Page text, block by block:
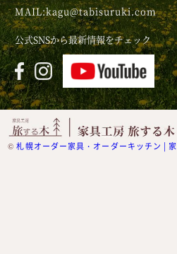
MAIL:kagu@tabisuruki.com
公式SNSから最新情報をチェック
©札幌オーダー家具・オーダーキッチン | 家